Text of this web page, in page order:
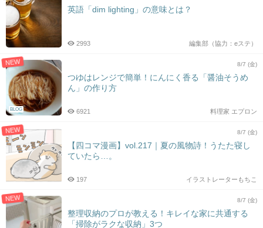
英語「dim lighting」の意味とは？
編集部（協力：eステ）
2993
NEW
BLOG
8/7 (金)
つゆはレンジで簡単！にんにく香る「醤油そうめ
ん」の作り方
料理家 エプロン
6921
NEW 8/7 (金)
【四コマ漫画】vol.217｜夏の風物詩！うたた寝し
ていたら…。
イラストレーターもちこ
197
NEW 8/7 (金)
整理収納のプロが教える！キレイな家に共通する
「掃除がラクな収納」3つ